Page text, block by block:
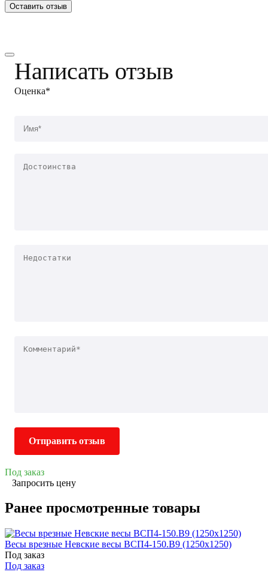
Оставить отзыв
Написать отзыв
Оценка*
Отправить отзыв
Под заказ
Запросить цену
Ранее просмотренные товары
Весы врезные Невские весы ВСП4-150.В9 (1250х1250)
Под заказ
Под заказ